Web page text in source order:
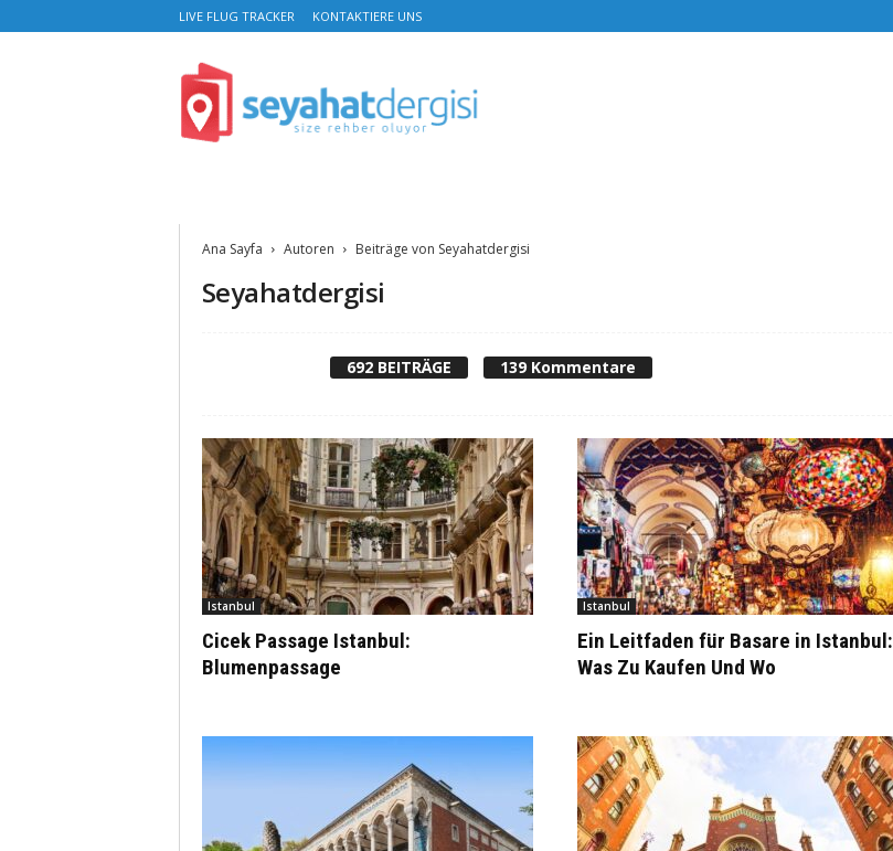
LIVE FLUG TRACKER KONTAKTIERE UNS
e
Ana Sayfa Autoren Beiträge von Seyahatdergisi
Seyahatdergisi
692 BEITRÄGE 139 Kommentare
Istanbul
Cicek Passage Istanbul:
Blumenpassage
Istanbul
Ein Leitfaden für Basare in Istanbul:
Was Zu Kaufen Und Wo